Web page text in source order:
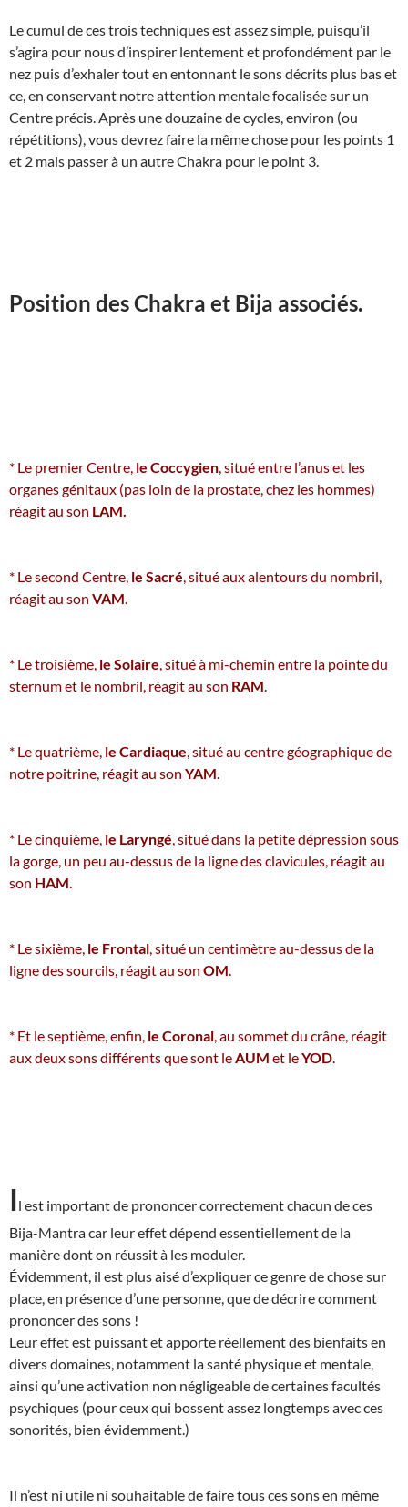
Le cumul de ces trois techniques est assez simple, puisqu’il
s’agira pour nous d’inspirer lentement et profondément par le
nez puis d’exhaler tout en entonnant le sons décrits plus bas et
ce, en conservant notre attention mentale focalisée sur un
Centre précis. Après une douzaine de cycles, environ (ou
répétitions), vous devrez faire la même chose pour les points 1
et 2 mais passer à un autre Chakra pour le point 3.
Position des Chakra et Bija associés.
* Le premier Centre, le Coccygien , situé entre l’anus et les
organes génitaux (pas loin de la prostate, chez les hommes)
réagit au son LAM.
* Le second Centre, le Sacré , situé aux alentours du nombril,
réagit au son VAM
* Le troisième, le Solaire , situé à mi-chemin entre la pointe du
sternum et le nombril, réagit au son RAM
* Le quatrième, le Cardiaque , situé au centre géographique de
notre poitrine, réagit au son YAM
* Le cinquième, le Laryngé , situé dans la petite dépression sous
la gorge, un peu au-dessus de la ligne des clavicules, réagit au
son HAM
* Le sixième, le Frontal , situé un centimètre au-dessus de la
ligne des sourcils, réagit au son OM
* Et le septième, enfin, le Coronal , au sommet du crâne, réagit
aux deux sons différents que sont le AUM et leYOD
Il est important de prononcer correctement chacun de ces
Bija-Mantra car leur effet dépend essentiellement de la
manière dont on réussit à les moduler.
Évidemment, il est plus aisé d’expliquer ce genre de chose sur
place, en présence d’une personne, que de décrire comment
prononcer des sons !
Leur effet est puissant et apporte réellement des bienfaits en
divers domaines, notamment la santé physique et mentale,
ainsi qu’une activation non négligeable de certaines facultés
psychiques (pour ceux qui bossent assez longtemps avec ces
sonorités, bien évidemment.)
Il n’est ni utile ni souhaitable de faire tous ces sons en même